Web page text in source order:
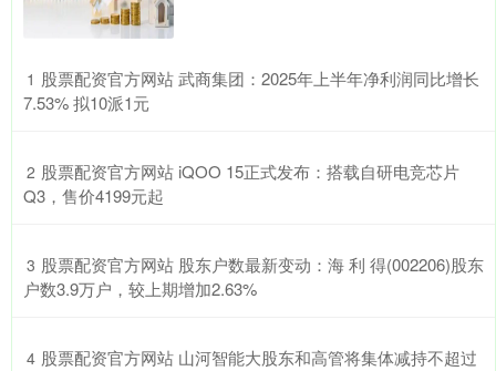
1 ​股票配资官方网站 武商集团：2025年上半年净利润同比增长
7.53% 拟10派1元
2 ​股票配资官方网站 iQOO 15正式发布：搭载自研电竞芯片
Q3，售价4199元起
3 ​股票配资官方网站 股东户数最新变动：海 利 得(002206)股东
户数3.9万户，较上期增加2.63%
4 ​股票配资官方网站 山河智能大股东和高管将集体减持不超过